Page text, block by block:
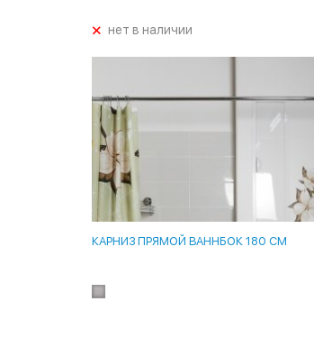
+нет в наличии
КАРНИЗ ПРЯМОЙ ВАННБОК 180 СМ